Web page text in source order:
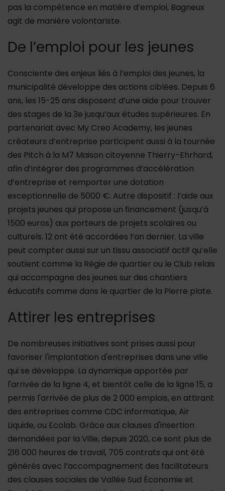
pas la compétence en matière d’emploi, Bagneux
agit de manière volontariste.
De l’emploi pour les jeunes
Consciente des enjeux liés à l’emploi des jeunes, la
municipalité développe des actions ciblées. Depuis 6
ans, les 15-25 ans disposent d’une aide pour trouver
des stages de la 3e jusqu’aux études supérieures. En
partenariat avec My Creo Academy, les jeunes
créateurs d’entreprise participent aussi à la tournée
des Pitch à la M7 Maison citoyenne Thierry-Ehrhard,
afin d’intégrer des programmes d’accélération
d’entreprise et remporter une dotation
exceptionnelle de 5000 €. Autre dispositif : l’aide aux
projets jeunes qui propose un financement (jusqu’à
1500 euros) aux porteurs de projets scolaires ou
culturels. 12 ont été accordées l’an dernier. La ville
peut compter aussi sur un tissu associatif actif qu’elle
soutient comme la Régie de quartier ou le Club relais
qui accompagne des jeunes sur des chantiers
éducatifs comme dans le quartier de la Pierre plate.
Attirer les entreprises
De nombreuses initiatives sont prises aussi pour
favoriser l'implantation d'entreprises dans une ville
qui se développe. La dynamique apportée par
l'arrivée de la ligne 4, et bientôt celle de la ligne 15, a
permis l'arrivée de plus de 2 000 emplois, en attirant
des entreprises comme CDC informatique, Air
Liquide, ou Ecolab. Grâce aux clauses d'insertion
demandées par la Ville, depuis 2020, ce sont plus de
216 000 heures de travail, 705 contrats qui ont été
générés avec l’accompagnement des facilitateurs
des clauses sociales de Vallée Sud Économie et